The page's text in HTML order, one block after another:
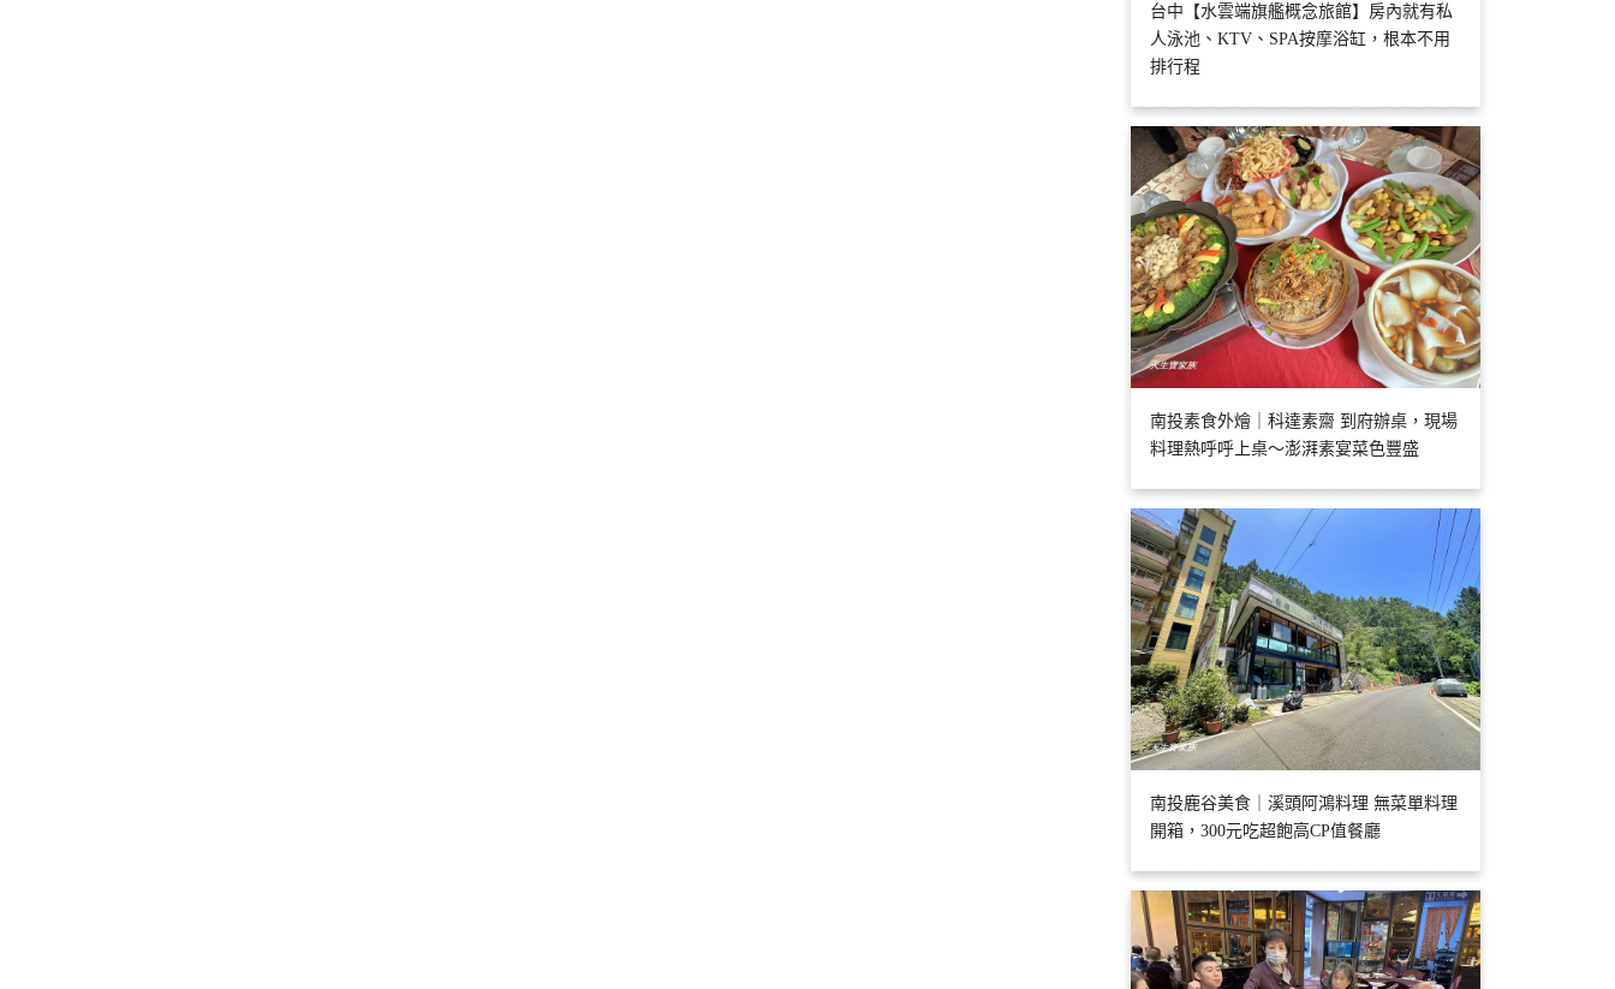
台中【水雲端旗艦概念旅館】房內就有私
人泳池、KTV、SPA按摩浴缸，根本不用
排行程
南投素食外燴｜科達素齋 到府辦桌，現場
料理熱呼呼上桌～澎湃素宴菜色豐盛
南投鹿谷美食｜溪頭阿鴻料理 無菜單料理
開箱，300元吃超飽高CP值餐廳